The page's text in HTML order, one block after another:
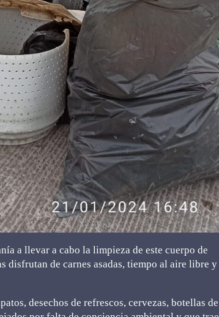
a llevar a cabo la limpieza de este cuerpo de
disfrutan de carnes asadas, tiempo al aire libre y
desechos de refrescos, cervezas, botellas de